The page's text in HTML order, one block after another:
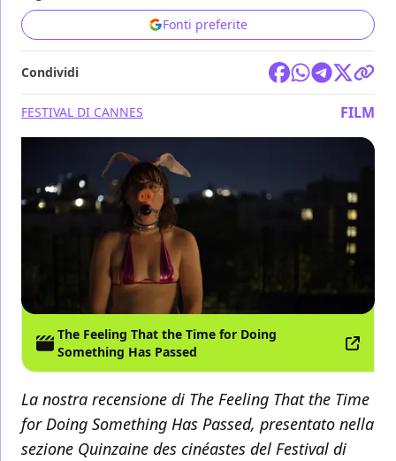
Fonti preferite
Condividi
FESTIVAL DI CANNES FILM
The Feeling That the Time for Doing
Something Has Passed
La nostra recensione di The Feeling That the Time
for Doing Something Has Passed, presentato nella
sezione Quinzaine des cinéastes del Festival di